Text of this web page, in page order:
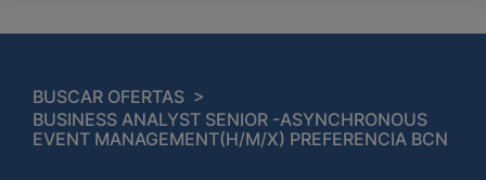
BUSCAR OFERTAS >
BUSINESS ANALYST SENIOR -ASYNCHRONOUS
EVENT MANAGEMENT(H/M/X) PREFERENCIA BCN